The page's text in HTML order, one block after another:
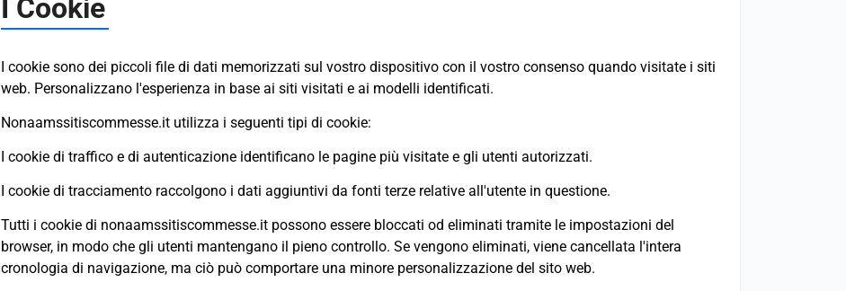
I Cookie
I cookie sono dei piccoli file di dati memorizzati sul vostro dispositivo con il vostro consenso quando visitate i siti
web. Personalizzano l'esperienza in base ai siti visitati e ai modelli identificati.
Nonaamssitiscommesse.it utilizza i seguenti tipi di cookie:
I cookie di traffico e di autenticazione identificano le pagine più visitate e gli utenti autorizzati.
I cookie di tracciamento raccolgono i dati aggiuntivi da fonti terze relative all'utente in questione.
Tutti i cookie di nonaamssitiscommesse.it possono essere bloccati od eliminati tramite le impostazioni del
browser, in modo che gli utenti mantengano il pieno controllo. Se vengono eliminati, viene cancellata l'intera
cronologia di navigazione, ma ciò può comportare una minore personalizzazione del sito web.